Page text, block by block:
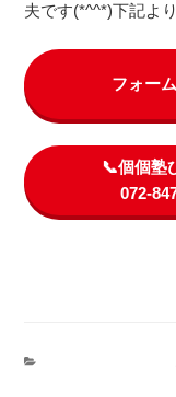
夫です(*^^*)下記よ
フォー
📞個個塾
072-